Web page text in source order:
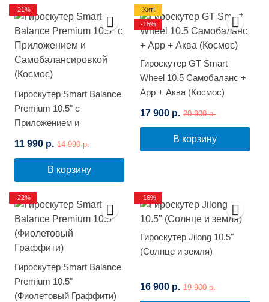
Гироскутер Smart Balance
Premium 10.5" с
Приложением и
(Космос)
11 990 р. 14 990 р.
В корзину
-21%
Гироскутер GT Smart
Wheel 10.5 Самобаланс +
App + Аква (Космос)
17 900 р. 20 900 р.
В корзину
Хит!
-15%
Гироскутер Smart Balance
Premium 10.5"
(Фиолетовый Граффити)
-22%
Гироскутер Jilong 10.5"
(Солнце и земля)
16 900 р. 19 900 р.
-16%